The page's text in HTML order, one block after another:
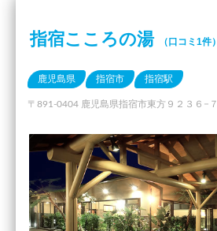
指宿こころの湯 （口コミ1件）
鹿児島県 指宿市 指宿駅
〒891-0404 鹿児島県指宿市東方９２３６−７